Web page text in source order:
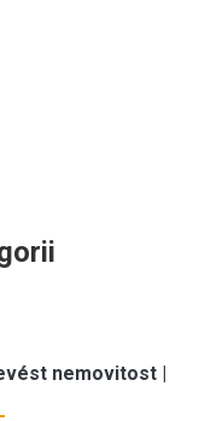
nemovitost |